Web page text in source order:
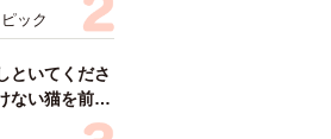
ど伝わる」
」
ック
といてくださ
ない猫を前に
… 懸命に生き